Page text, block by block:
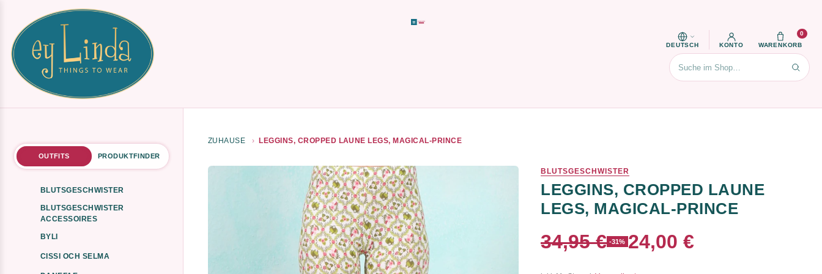
DEUTSCH KONTO WARENKORB
0
Suchen
OUTFITS PRODUKTFINDER
BLUTSGESCHWISTER
BLUTSGESCHWISTER
ACCESSOIRES
BYLI
CISSI OCH SELMA
ZUHAUSE LEGGINS, CROPPED LAUNE LEGS, MAGICAL-PRINCE
BLUTSGESCHWISTER
LEGGINS, CROPPED LAUNE
LEGS, MAGICAL-PRINCE
34,95 € -31% 24,00 €